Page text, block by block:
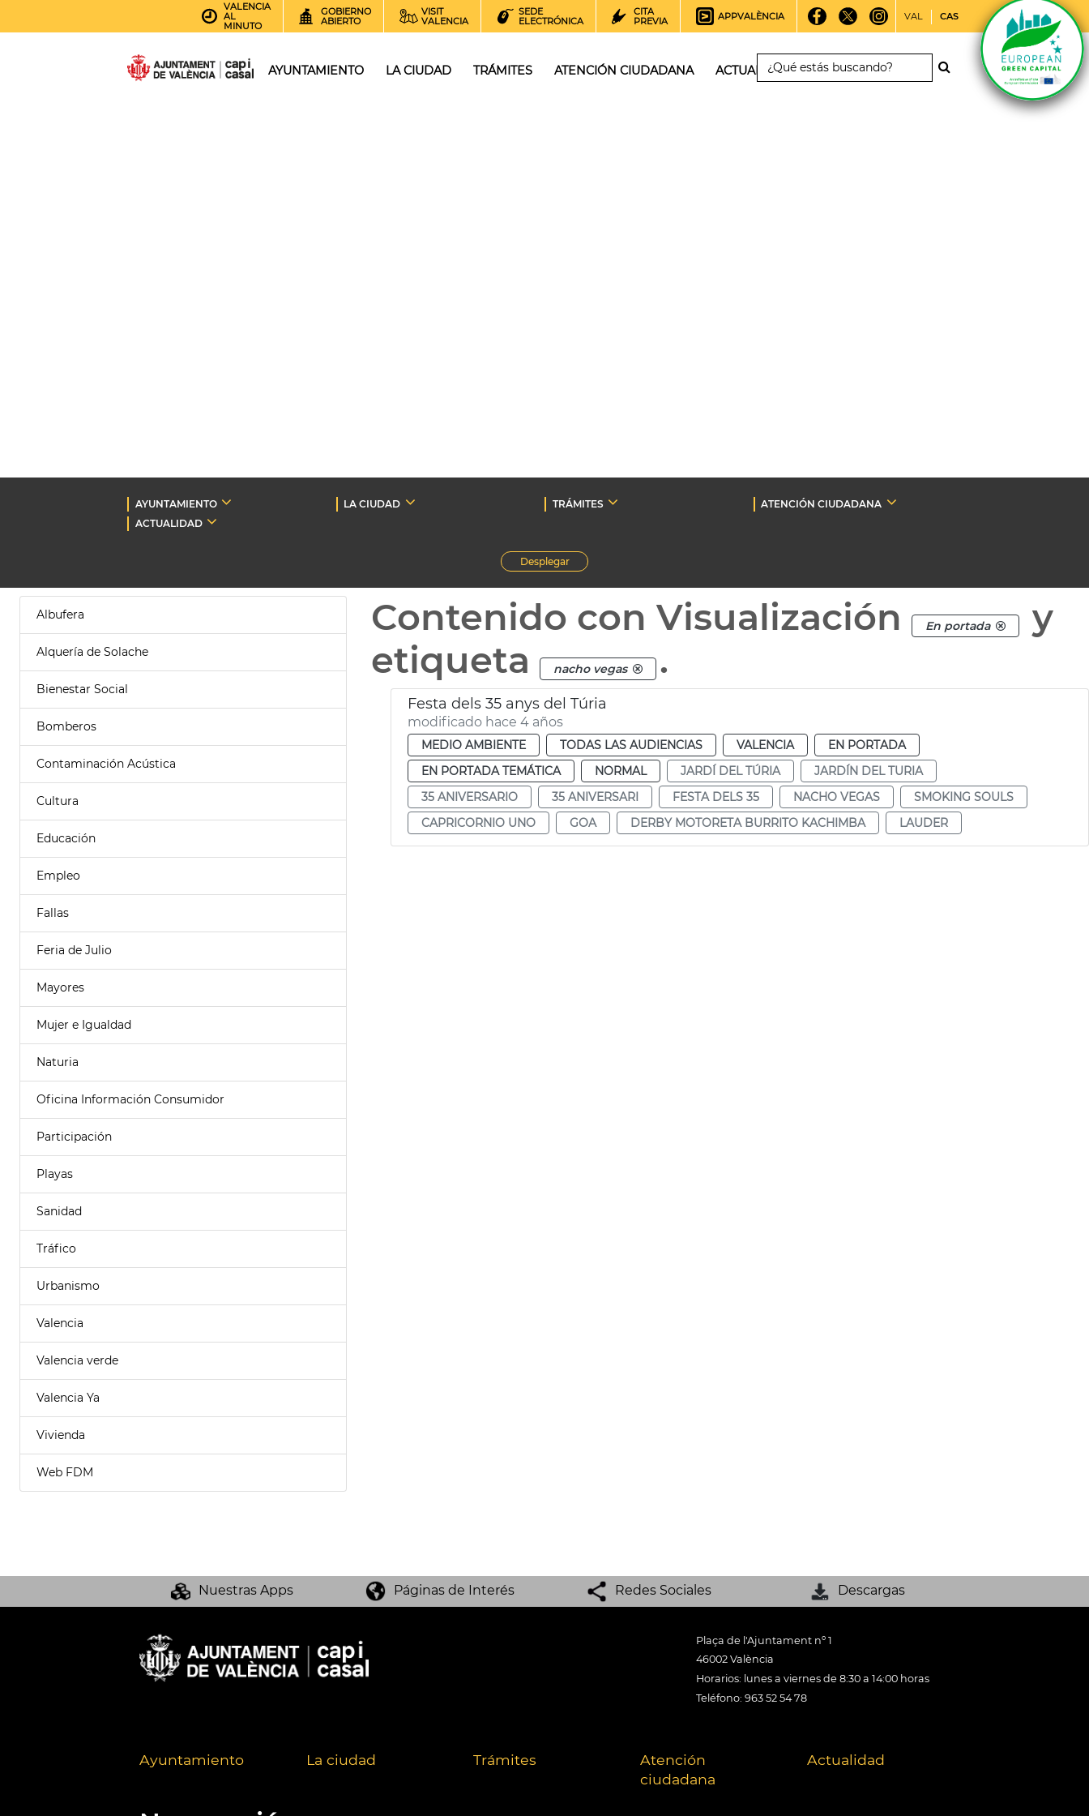
VALENCIA
AL
MINUTO
GOBIERNO
ABIERTO
VISIT
VALENCIA
SEDE
ELECTRÓNICA
CITA
PREVIA
APPVALÈNCIA VAL CAS
AYUNTAMIENTO LA CIUDAD TRÁMITES ATENCIÓN CIUDADANA ACTUALIDAD
AYUNTAMIENTO LA CIUDAD TRÁMITES
ATENCIÓN CIUDADANA
ACTUALIDAD
Desplegar
Albufera
Alquería de Solache
Bienestar Social
Bomberos
Contaminación Acústica
Cultura
Educación
Empleo
Fallas
Feria de Julio
Mayores
Mujer e Igualdad
Naturia
Oficina Información Consumidor
Participación
Playas
Sanidad
Tráfico
Urbanismo
Valencia
Valencia verde
Valencia Ya
Vivienda
Web FDM
Contenido con Visualización En portada
y
etiqueta
nacho vegas .
Festa dels 35 anys del Túria
modificado hace 4 años
MEDIO AMBIENTE TODAS LAS AUDIENCIAS VALENCIA
EN PORTADA
EN PORTADA TEMÁTICA
NORMAL JARDÍ DEL TÚRIA
JARDÍN DEL TURIA
35 ANIVERSARIO
35 ANIVERSARI FESTA DELS 35 NACHO VEGAS
SMOKING SOULS
CAPRICORNIO UNO
GOA DERBY MOTORETA BURRITO KACHIMBA LAUDER
Nuestras Apps Páginas de Interés Redes Sociales Descargas
Plaça de l'Ajuntament nº 1
46002 València
Horarios: lunes a viernes de 8:30 a 14:00 horas
Teléfono: 963 52 54 78
Ayuntamiento La ciudad Trámites
Atención
ciudadana
Actualidad